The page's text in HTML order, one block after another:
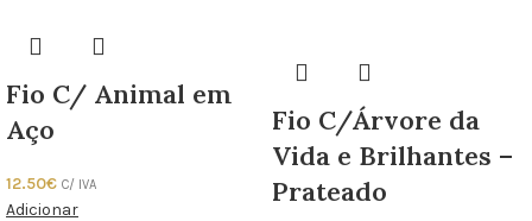
Fio C/ Animal em
Aço
12.50€ C/ IVA
Adicionar
Fio C/Árvore da
Vida e Brilhantes –
Prateado